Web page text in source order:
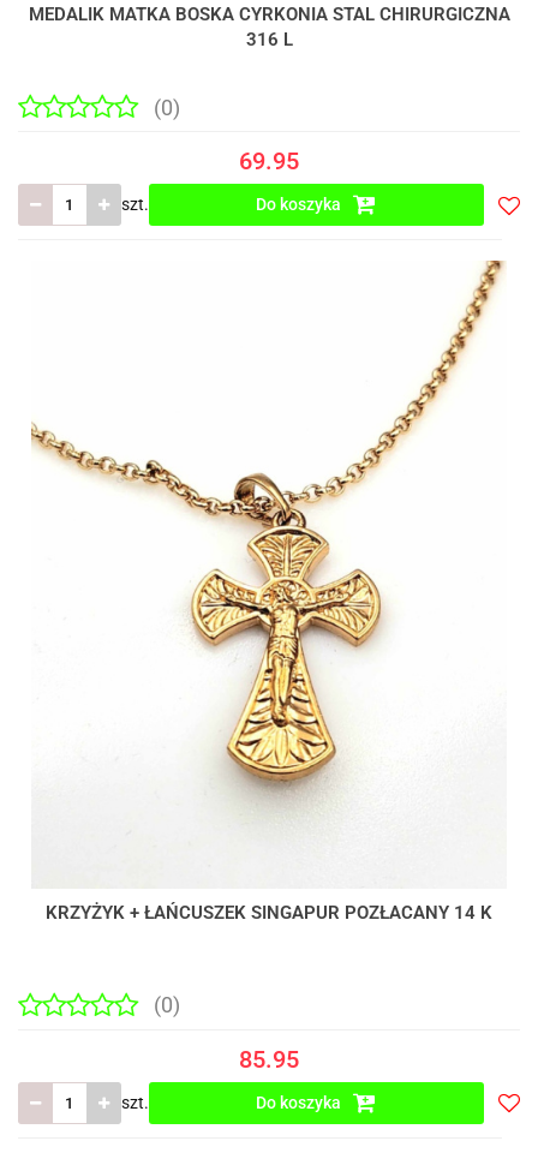
MEDALIK MATKA BOSKA CYRKONIA STAL CHIRURGICZNA
316 L
(0)
69.95
szt. Do koszyka
KRZYŻYK + ŁAŃCUSZEK SINGAPUR POZŁACANY 14 K
(0)
85.95
szt. Do koszyka